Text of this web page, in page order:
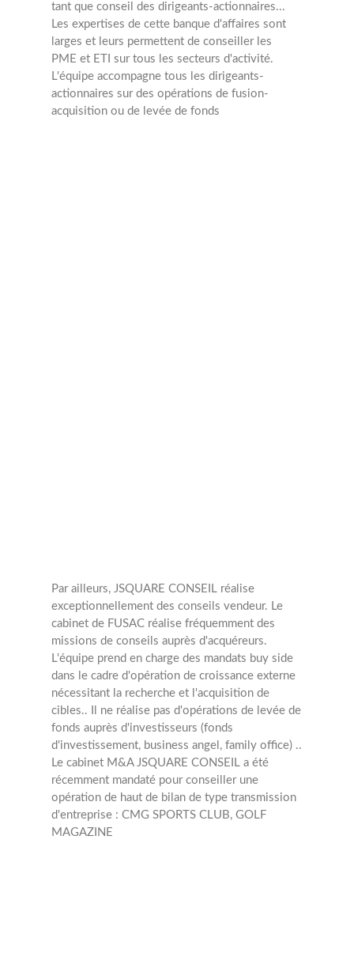
tant que conseil des dirigeants-actionnaires...
Les expertises de cette banque d'affaires sont
larges et leurs permettent de conseiller les
PME et ETI sur tous les secteurs d'activité.
L'équipe accompagne tous les dirigeants-
actionnaires sur des opérations de fusion-
acquisition ou de levée de fonds
Par ailleurs, JSQUARE CONSEIL réalise
exceptionnellement des conseils vendeur. Le
cabinet de FUSAC réalise fréquemment des
missions de conseils auprès d'acquéreurs.
L'équipe prend en charge des mandats buy side
dans le cadre d'opération de croissance externe
nécessitant la recherche et l'acquisition de
cibles..
Il ne réalise pas d'opérations de levée de
fonds auprès d'investisseurs (fonds
d'investissement, business angel, family office) ..
Le cabinet M&A JSQUARE CONSEIL a été
récemment mandaté pour conseiller une
opération de haut de bilan de type transmission
d'entreprise : CMG SPORTS CLUB, GOLF
MAGAZINE